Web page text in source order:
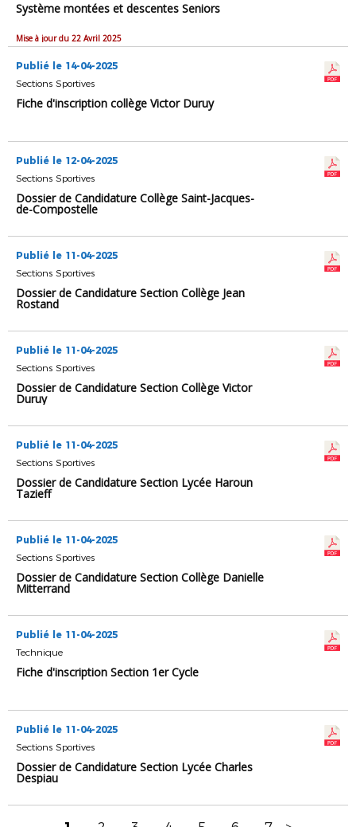
Système montées et descentes Seniors
Mise à jour du 22 Avril 2025
Publié le 14-04-2025
Sections Sportives
Fiche d'inscription collège Victor Duruy
Publié le 12-04-2025
Sections Sportives
Dossier de Candidature Collège Saint-Jacques-
de-Compostelle
Publié le 11-04-2025
Sections Sportives
Dossier de Candidature Section Collège Jean
Rostand
Publié le 11-04-2025
Sections Sportives
Dossier de Candidature Section Collège Victor
Duruy
Publié le 11-04-2025
Sections Sportives
Dossier de Candidature Section Lycée Haroun
Tazieff
Publié le 11-04-2025
Sections Sportives
Dossier de Candidature Section Collège Danielle
Mitterrand
Publié le 11-04-2025
Technique
Fiche d'inscription Section 1er Cycle
Publié le 11-04-2025
Sections Sportives
Dossier de Candidature Section Lycée Charles
Despiau